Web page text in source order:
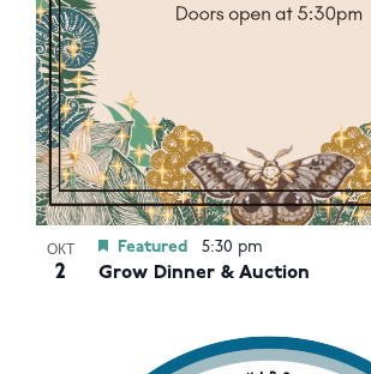
ОКТ
2 Grow Dinner & Auction
Featured 5:30 pm